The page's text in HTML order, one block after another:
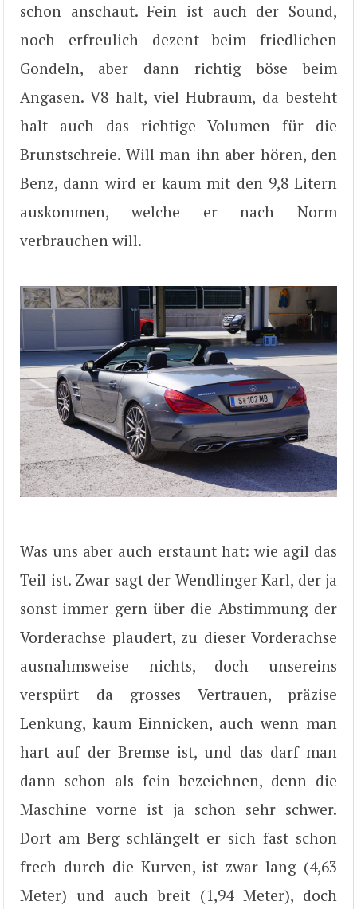
schon anschaut. Fein ist auch der Sound,
noch erfreulich dezent beim friedlichen
Gondeln, aber dann richtig böse beim
Angasen. V8 halt, viel Hubraum, da besteht
halt auch das richtige Volumen für die
Brunstschreie. Will man ihn aber hören, den
Benz, dann wird er kaum mit den 9,8 Litern
auskommen, welche er nach Norm
verbrauchen will.
Was uns aber auch erstaunt hat: wie agil das
Teil ist. Zwar sagt der Wendlinger Karl, der ja
sonst immer gern über die Abstimmung der
Vorderachse plaudert, zu dieser Vorderachse
ausnahmsweise nichts, doch unsereins
verspürt da grosses Vertrauen, präzise
Lenkung, kaum Einnicken, auch wenn man
hart auf der Bremse ist, und das darf man
dann schon als fein bezeichnen, denn die
Maschine vorne ist ja schon sehr schwer.
Dort am Berg schlängelt er sich fast schon
frech durch die Kurven, ist zwar lang (4,63
Meter) und auch breit (1,94 Meter), doch